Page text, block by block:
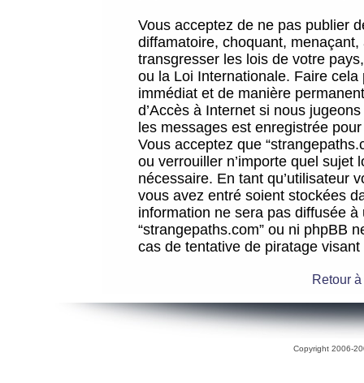
Vous acceptez de ne pas publier
diffamatoire, choquant,
transgresser les lois de votre
ou la Loi Internationale. Faire
immédiat et de manière
d’Accès à Internet si nous
les messages est enregistrée
Vous acceptez que
ou verrouiller n’importe quel sujet
nécessaire. En tant qu’utilisateur
vous avez entré soient stockées
information ne sera pas diffusée
“strangepaths.com” ou ni phpBB
cas de tentative de piratage
Retour
Copyright 2006-